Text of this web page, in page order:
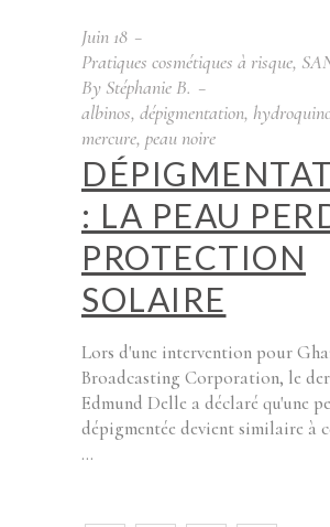
Juin 18
Pratiques cosmétiques à risque,
By Stéphanie B.
albinos, dépigmentation,
mercure, peau noire
: LA PEAU
PROTECTION
SOLAIRE
Lors d'une intervention pour
Broadcasting Corporation, le
Edmund Delle a déclaré qu'une
dépigmentée devient similaire à